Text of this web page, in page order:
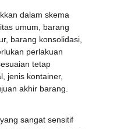
dalam skema
umum, barang
barang konsolidasi,
perlakuan
tetap
jenis kontainer,
akhir barang.
sangat sensitif